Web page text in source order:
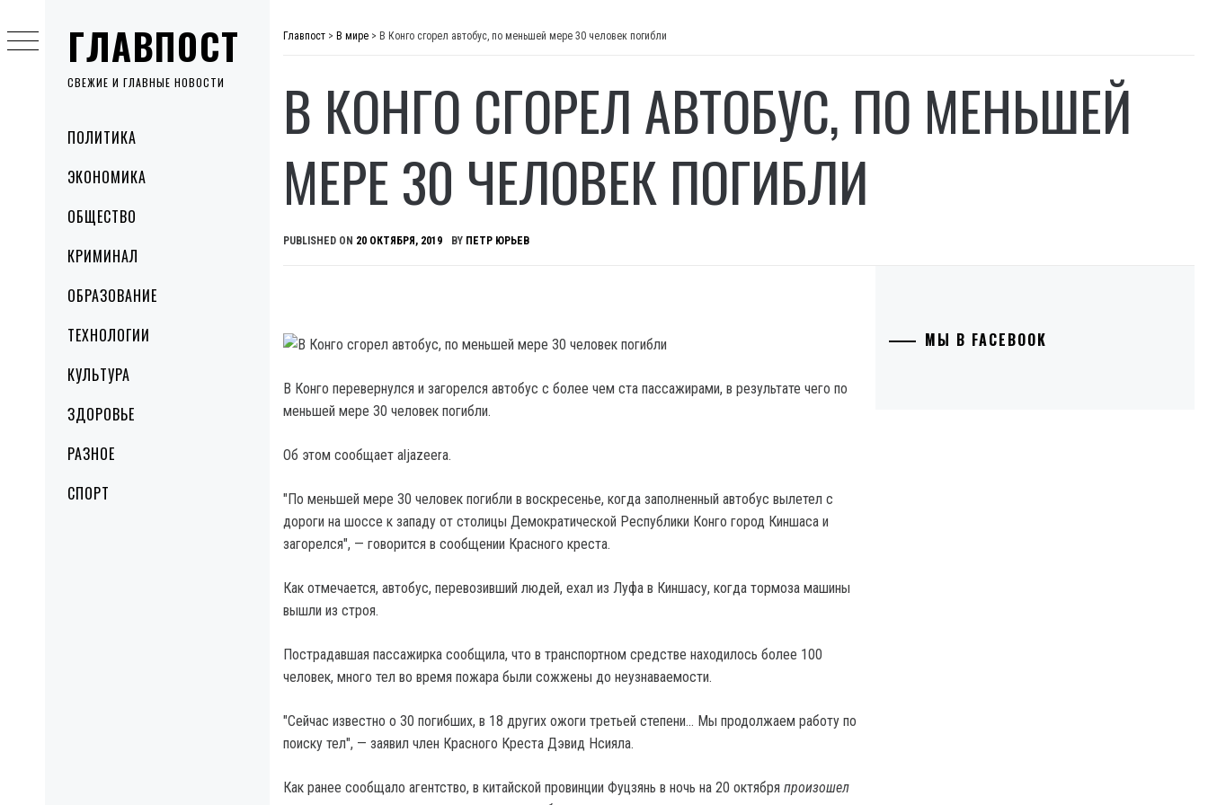
ГЛАВПОСТ
СВЕЖИЕ И ГЛАВНЫЕ НОВОСТИ
MenuПОЛИТИКА
ЭКОНОМИКА
ОБЩЕСТВО
КРИМИНАЛ
ОБРАЗОВАНИЕ
ТЕХНОЛОГИИ
КУЛЬТУРА
ЗДОРОВЬЕ
РАЗНОЕ
СПОРТ
to
content
Главпост > В мире > В Конго сгорел автобус, по меньшей мере 30 человек погибли
В КОНГО СГОРЕЛ АВТОБУС, ПО МЕНЬШЕЙ
МЕРЕ 30 ЧЕЛОВЕК ПОГИБЛИ
PUBLISHED ON 20 ОКТЯБРЯ, 2019 BY ПЕТР ЮРЬЕВ
В Конго перевернулся и загорелся автобус с более чем ста пассажирами, в результате чего по
меньшей мере 30 человек погибли.
Об этом сообщает aljazeera.
"По меньшей мере 30 человек погибли в воскресенье, когда заполненный автобус вылетел с
дороги на шоссе к западу от столицы Демократической Республики Конго город Киншаса и
загорелся", — говорится в сообщении Красного креста.
Как отмечается, автобус, перевозивший людей, ехал из Луфа в Киншасу, когда тормоза машины
вышли из строя.
Пострадавшая пассажирка сообщила, что в транспортном средстве находилось более 100
человек, много тел во время пожара были сожжены до неузнаваемости.
"Сейчас известно о 30 погибших, в 18 других ожоги третьей степени… Мы продолжаем работу по
поиску тел", — заявил член Красного Креста Дэвид Нсияла.
Как ранее сообщало агентство, в китайской провинции Фуцзянь в ночь на 20 октября произошел
МЫ В FACEBOOK